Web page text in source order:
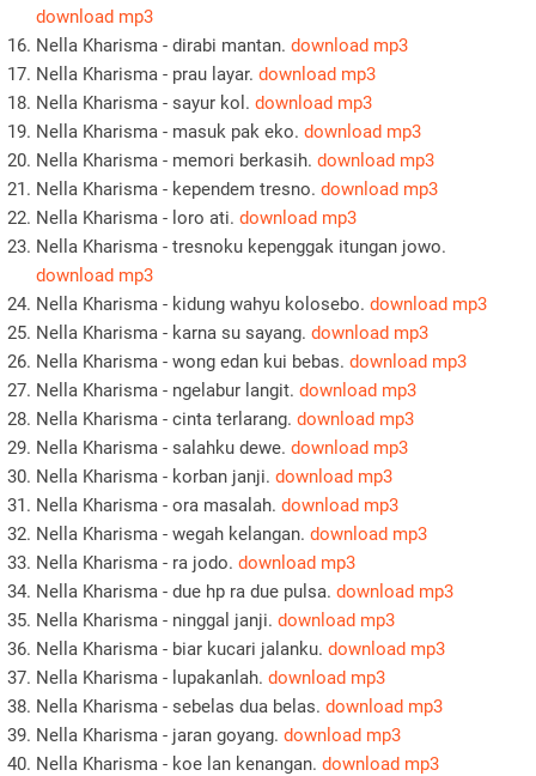
download mp3
Nella Kharisma - dirabi mantan. download mp3
Nella Kharisma - prau layar. download mp3
Nella Kharisma - sayur kol. download mp3
Nella Kharisma - masuk pak eko. download mp3
Nella Kharisma - memori berkasih. download mp3
Nella Kharisma - kependem tresno. download mp3
Nella Kharisma - loro ati. download mp3
Nella Kharisma - tresnoku kepenggak itungan jowo.
download mp3
Nella Kharisma - kidung wahyu kolosebo. download mp3
Nella Kharisma - karna su sayang. download mp3
Nella Kharisma - wong edan kui bebas. download mp3
Nella Kharisma - ngelabur langit. download mp3
Nella Kharisma - cinta terlarang. download mp3
Nella Kharisma - salahku dewe. download mp3
Nella Kharisma - korban janji. download mp3
Nella Kharisma - ora masalah. download mp3
Nella Kharisma - wegah kelangan. download mp3
Nella Kharisma - ra jodo. download mp3
Nella Kharisma - due hp ra due pulsa. download mp3
Nella Kharisma - ninggal janji. download mp3
Nella Kharisma - biar kucari jalanku. download mp3
Nella Kharisma - lupakanlah. download mp3
Nella Kharisma - sebelas dua belas. download mp3
Nella Kharisma - jaran goyang. download mp3
Nella Kharisma - koe lan kenangan. download mp3